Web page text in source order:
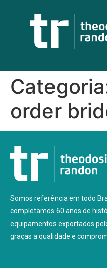
order
Somos referência em todo
completamos 60 anos de
equipamentos exportados
graças a qualidade e